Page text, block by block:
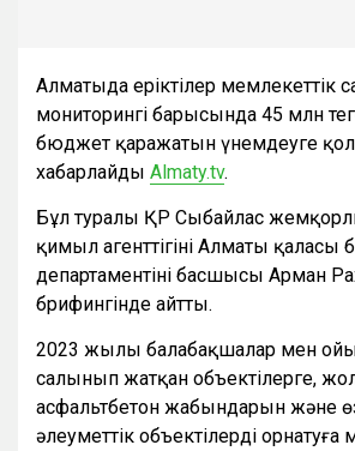
Алматыда еріктілер мемлекеттік
мониторингі барысында 45 млн
бюджет қаражатын үнемдеуге қол
хабарлайды Almaty.tv.
Бұл туралы ҚР Сыбайлас
қимыл агенттігінің Алматы
департаментінің басшысы Арман
брифингінде айтты.
2023 жылы балабақшалар мен
салынып жатқан объектілерге, жол
асфальтбетон жабындарын және
әлеуметтік объектілерді орнатуға